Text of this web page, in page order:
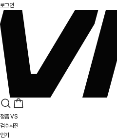
로그인
정품 VS
검수사진
인기